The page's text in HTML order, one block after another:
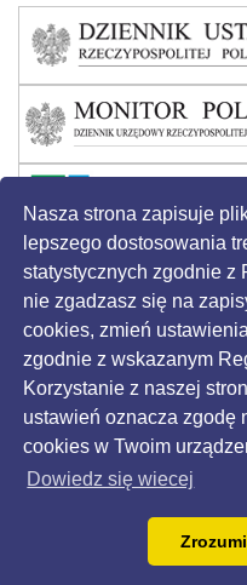
Nasza strona zapisuje
lepszego dostosowania
statystycznych zgodnie z
nie zgadzasz się na
cookies, zmień
zgodnie z wskazanym
Korzystanie z naszej
ustawień oznacza zgodę
cookies w Twoim
Dowiedz się wiecej
© 2016 - Gmina
Strona dla Urzędu